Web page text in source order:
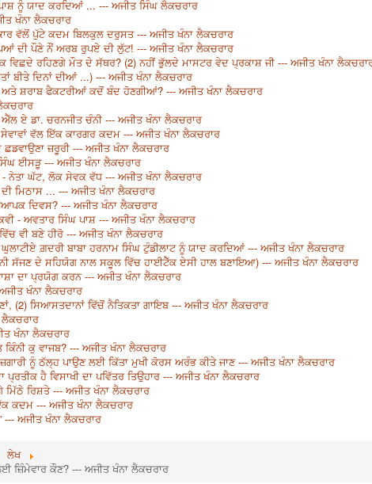
ਨੂੰ ਯਾਦ ਕਰਦਿਆਂ ... --- ਅਜੀਤ ਸਿੰਘ ਲੈਕਚਰਾਰ
ਖੰਨਾ ਲੈਕਚਰਾਰ
ਵੱਲੋਂ ਪੁੱਟੇ ਕਦਮ ਬਿਲਕੁਲ ਦਰੁਸਤ --- ਅਜੀਤ ਖੰਨਾ ਲੈਕਚਰਾਰ
ਦੀ ਪੌਣੇ ਨੌਂ ਅਰਬ ਰੁਪਏ ਦੀ ਲੁੱਟ! --- ਅਜੀਤ ਖੰਨਾ ਲੈਕਚਰਾਰ
ਵਿਛਦੇ ਰਹਿਣਗੇ ਮੌਤ ਦੇ ਸੱਥਰ? (2) ਨਹੀਂ ਭੁੱਲਦੇ ਮਾਸਟਰ ਵੇਦ ਪ੍ਰਕਾਸ਼ ਜੀ --- ਅਜੀਤ ਖੰਨਾ
ਬੀਤੇ ਦਿਨਾਂ ਦੀਆਂ ...) --- ਅਜੀਤ ਖੰਨਾ ਲੈਕਚਰਾਰ
ਅਤੇ ਸ਼ਰਾਬ ਫੈਕਟਰੀਆਂ ਕਦੋਂ ਬੰਦ ਹੋਣਗੀਆਂ? --- ਅਜੀਤ ਖੰਨਾ ਲੈਕਚਰਾਰ
ਏ ਡਾ. ਚਰਨਜੀਤ ਚੰਨੀ --- ਅਜੀਤ ਖੰਨਾ ਲੈਕਚਰਾਰ
ਵੱਲ ਇੱਕ ਕਾਰਗਰ ਕਦਮ --- ਅਜੀਤ ਖੰਨਾ ਲੈਕਚਰਾਰ
ਛਡਵਾਉਣਾ ਜ਼ਰੂਰੀ --- ਅਜੀਤ ਖੰਨਾ ਲੈਕਚਰਾਰ
ਈਸੜੂ --- ਅਜੀਤ ਖੰਨਾ ਲੈਕਚਰਾਰ
- ਨੇਤਾ ਘੱਟ, ਲੋਕ ਸੇਵਕ ਵੱਧ --- ਅਜੀਤ ਖੰਨਾ ਲੈਕਚਰਾਰ
ਮਿਠਾਸ ... --- ਅਜੀਤ ਖੰਨਾ ਲੈਕਚਰਾਰ
ਦਿਵਸ? --- ਅਜੀਤ ਖੰਨਾ ਲੈਕਚਰਾਰ
- ਅਵਤਾਰ ਸਿੰਘ ਪਾਸ਼ --- ਅਜੀਤ ਖੰਨਾ ਲੈਕਚਰਾਰ
ਵੀ ਬਣੇ ਹੀਰੋ --- ਅਜੀਤ ਖੰਨਾ ਲੈਕਚਰਾਰ
ਗ਼ਦਰੀ ਬਾਬਾ ਹਰਨਾਮ ਸਿੰਘ ਟੁੰਡੀਲਾਟ ਨੂੰ ਯਾਦ ਕਰਦਿਆਂ --- ਅਜੀਤ ਖੰਨਾ ਲੈਕਚਰਾਰ
ਸੱਜਣ ਦੇ ਸਹਿਯੋਗ ਨਾਲ ਸਕੂਲ ਵਿੱਚ ਹਾਈਟੈੱਕ ਏਸੀ ਹਾਲ ਬਣਾਇਆ) --- ਅਜੀਤ ਖੰਨਾ ਲੈਕਚਰਾਰ
ਦਾ ਪ੍ਰਯੋਗ ਕਰਨ --- ਅਜੀਤ ਖੰਨਾ ਲੈਕਚਰਾਰ
ਖੰਨਾ ਲੈਕਚਰਾਰ
(2) ਸਿਆਸਤਦਾਨਾਂ ਵਿੱਚੋਂ ਨੈਤਿਕਤਾ ਗਾਇਬ --- ਅਜੀਤ ਖੰਨਾ ਲੈਕਚਰਾਰ
ਖੰਨਾ ਲੈਕਚਰਾਰ
ਕੁ ਵਾਜਬ? --- ਅਜੀਤ ਖੰਨਾ ਲੈਕਚਰਾਰ
ਨੂੰ ਠੱਲ੍ਹ ਪਾਉਣ ਲਈ ਕਿੱਤਾ ਮੁਖੀ ਕੋਰਸ ਅਰੰਭ ਕੀਤੇ ਜਾਣ --- ਅਜੀਤ ਖੰਨਾ ਲੈਕਚਰਾਰ
ਹੈ ਵਿਸਾਖੀ ਦਾ ਪਵਿੱਤਰ ਤਿਉਹਾਰ --- ਅਜੀਤ ਖੰਨਾ ਲੈਕਚਰਾਰ
ਰਿਸ਼ਤੇ --- ਅਜੀਤ ਖੰਨਾ ਲੈਕਚਰਾਰ
ਕਦਮ --- ਅਜੀਤ ਖੰਨਾ ਲੈਕਚਰਾਰ
ਅਜੀਤ ਖੰਨਾ ਲੈਕਚਰਾਰ
ਲੇਖ
ਜ਼ਿੰਮੇਵਾਰ ਕੌਣ? --- ਅਜੀਤ ਖੰਨਾ ਲੈਕਚਰਾਰ